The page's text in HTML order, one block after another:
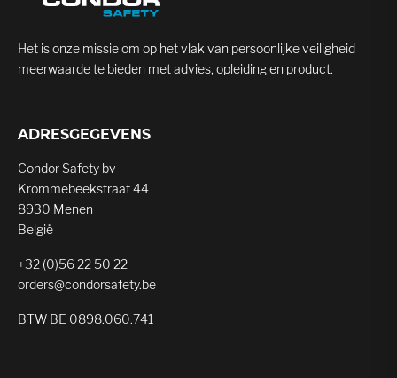
Het is onze missie om op het vlak van persoonlijke veiligheid
meerwaarde te bieden met advies, opleiding en product.
ADRESGEGEVENS
Condor Safety bv
Krommebeekstraat 44
8930 Menen
België
+32 (0)56 22 50 22
orders@condorsafety.be
BTW BE 0898.060.741